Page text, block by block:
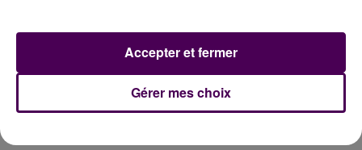
Gérer mes choix
Accepter et fermer